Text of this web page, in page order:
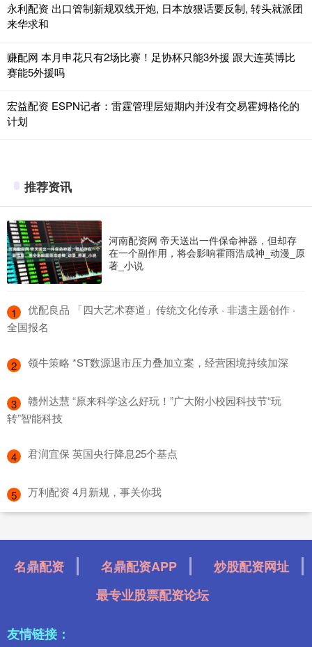
永利配资 出口管制新规双线开炮, 日本放狠话要反制, 转头就派团
来华求和
赚配网 本月申花只有2场比赛！足协杯只能3外援 跟大连英博比
赛能5外援吗
宏益配资 ESPN记者：雷霆管理层短期内并没有交易霍姆格伦的
计划
推荐资讯
河南配资网 帝天送出一件保命神器，但却存
在一个副作用，将会影响霍雨浩成神_动漫_原
著_小说
1
​优配良品 「四大艺术赛道」传统文化传承 · 非遗主题创作 ·
全国报名
2 ​领牛策略 *ST数源退市压力叠加立案，经营困境持续加深
3
​赣州达慧 “原来科学这么好玩！”广大附小校园科技节“玩
转”智能科技
4 ​君润宜保 英国央行降息25个基点
5 ​万利配资 4月新规，事关你我
名鼎配资 名鼎配资APP
炒股配资网址
最专业股票配资论坛
友情链接：